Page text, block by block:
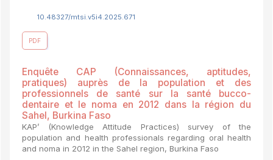
10.48327/mtsi.v5i4.2025.671
PDF
Enquête CAP (Connaissances, aptitudes,
pratiques) auprès de la population et des
professionnels de santé sur la santé bucco-
dentaire et le noma en 2012 dans la région du
Sahel, Burkina Faso
KAP’ (Knowledge Attitude Practices) survey of the
population and health professionals regarding oral health
and noma in 2012 in the Sahel region, Burkina Faso